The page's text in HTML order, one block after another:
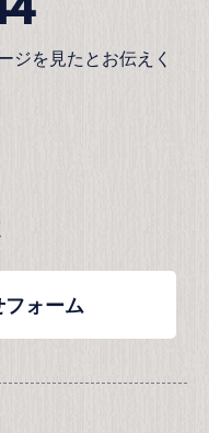
ジを見たとお伝えく
ォーム